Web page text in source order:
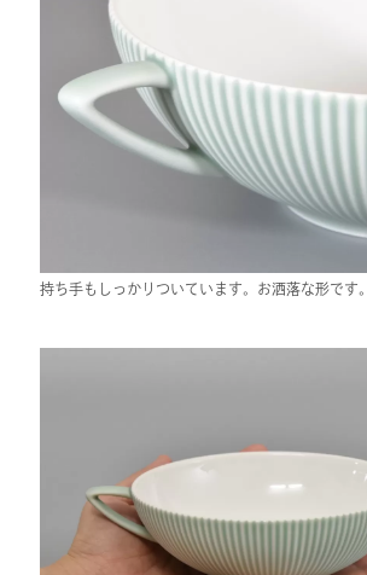
持ち手もしっかりついています。お洒落な形です。